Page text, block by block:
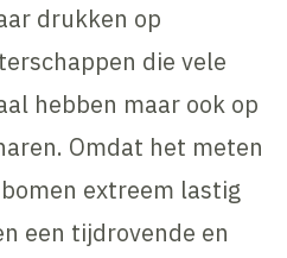
drukken op
die vele
hebben maar ook op
Omdat het meten
extreem lastig
een tijdrovende en